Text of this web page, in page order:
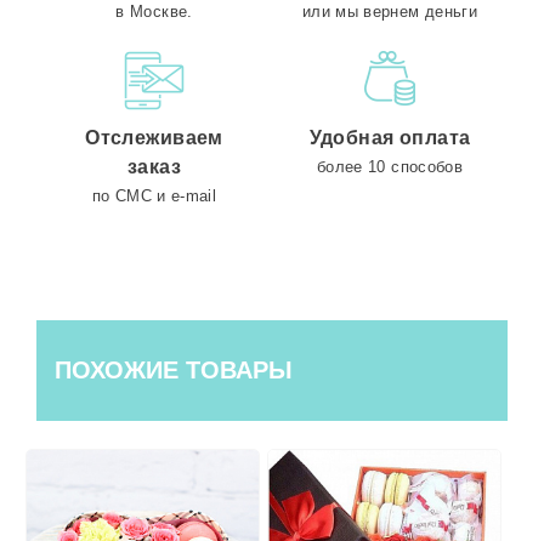
в Москве. или мы вернем деньги
Отслеживаем
заказ
по СМС и e-mail
Удобная оплата
более 10 способов
ПОХОЖИЕ ТОВАРЫ